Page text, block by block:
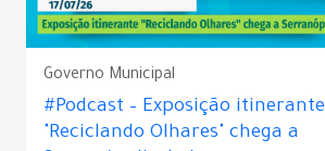
Governo Municipal
#Podcast – Exposição itinerante
"Reciclando Olhares" chega a